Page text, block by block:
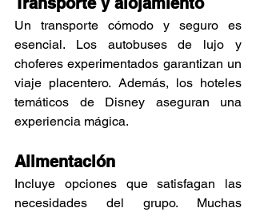
Un transporte cómodo y seguro es
esencial. Los autobuses de lujo y
choferes experimentados garantizan un
viaje placentero. Además, los hoteles
temáticos de Disney aseguran una
experiencia mágica.
Alimentación
Incluye opciones que satisfagan las
necesidades del grupo. Muchas